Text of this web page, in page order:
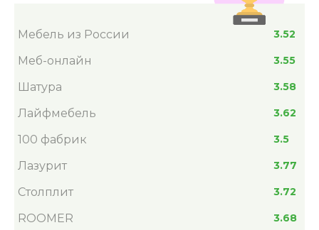
Мебель из России 3.52
Меб-онлайн 3.55
Шатура 3.58
Лайфмебель 3.62
100 фабрик 3.5
Лазурит 3.77
Столплит 3.72
ROOMER 3.68